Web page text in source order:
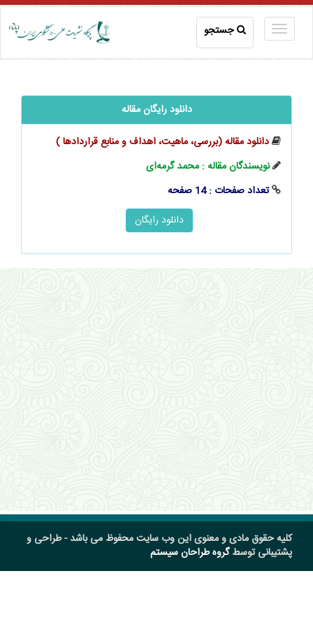
جستجو
دانلود رایگان مقاله
دانلود مقاله (بررسی، ماهیت، اهداف و منابع قراردادها )
نویسندگان مقاله : محمد گرمه‌ای
تعداد صفحات : 14 صفحه
کلیه حقوق مادی و معنوی این وب سایت محفوظ می باشد - طراحی و
پشتیبانی توسطگروه طراحان سیستم